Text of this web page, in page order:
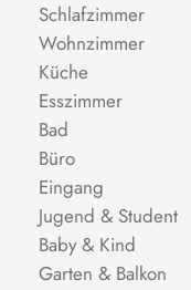
Schlafzimmer
Wohnzimmer
Küche
Esszimmer
Bad
Büro
Eingang
Jugend & Student
Baby & Kind
Garten & Balkon